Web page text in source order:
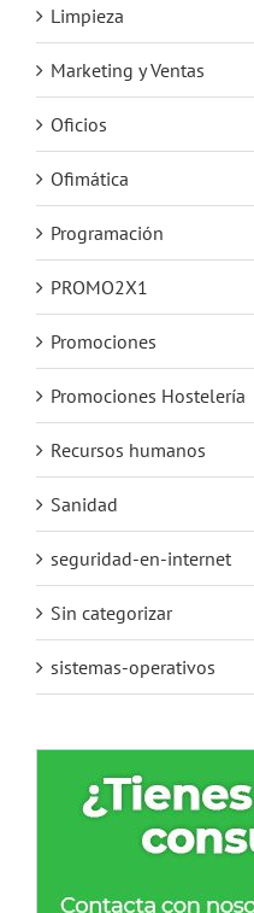
Limpieza
Marketing y Ventas
Oficios
Ofimática
Programación
PROMO2X1
Promociones
Promociones Hostelería
Recursos humanos
Sanidad
seguridad-en-internet
Sin categorizar
sistemas-operativos